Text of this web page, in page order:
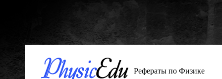
Рефераты по Физике